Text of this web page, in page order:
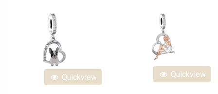
Quickview Quickview